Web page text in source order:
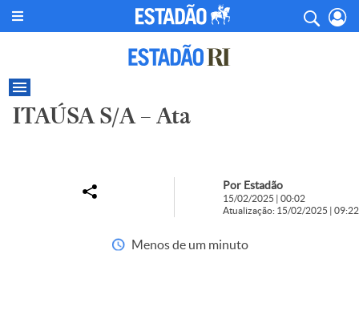
ITAÚSA S/A – Ata
Por Estadão
15/02/2025 | 00:02
Atualização: 15/02/2025 | 09:22
Menos de um minuto